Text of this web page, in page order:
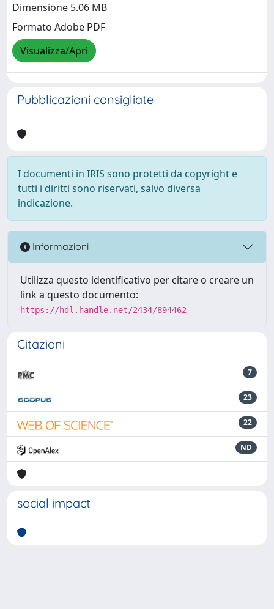
Dimensione 5.06 MB
Formato Adobe PDF
Visualizza/Apri
Pubblicazioni consigliate
I documenti in IRIS sono protetti da copyright e
tutti i diritti sono riservati, salvo diversa
indicazione.
Informazioni
Utilizza questo identificativo per citare o creare un
link a questo documento:
https://hdl.handle.net/2434/894462
Citazioni
7
23
22
ND
social impact